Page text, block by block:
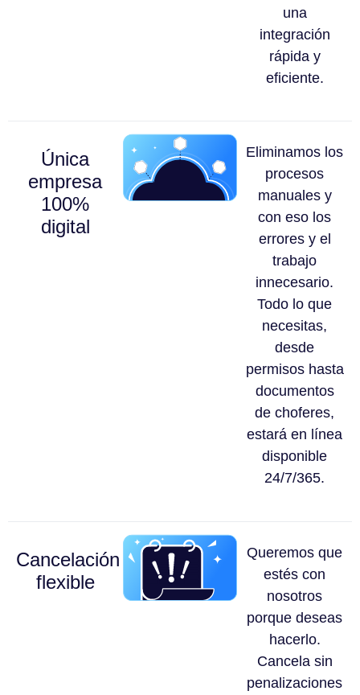
una
integración
rápida y
eficiente.
Única
empresa
100%
digital
Eliminamos los
procesos
manuales y
con eso los
errores y el
trabajo
innecesario.
Todo lo que
necesitas,
desde
permisos hasta
documentos
de choferes,
estará en línea
disponible
24/7/365.
Cancelación
flexible
Queremos que
estés con
nosotros
porque deseas
hacerlo.
Cancela sin
penalizaciones